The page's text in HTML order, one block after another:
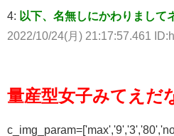
4: 以下、名無しにかわりまして
2022/10/24(月) 21:17:57.461
量産型女子みてえだ